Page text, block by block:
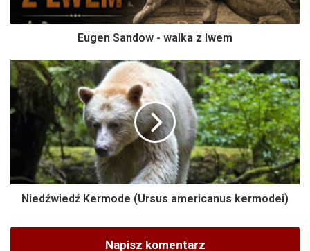
Eugen Sandow - walka z lwem
Niedźwiedź Kermode (Ursus americanus kermodei)
Napisz komentarz